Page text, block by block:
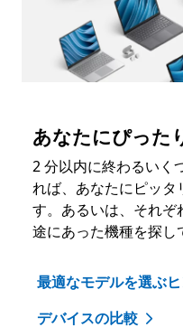
あなたにぴった
2 分以内に終わるいく
れば、あなたにピッタ
す。あるいは、それぞ
途にあった機種を探し
最適なモデルを選ぶヒ
デバイスの比較